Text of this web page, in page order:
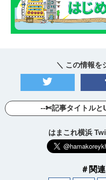
＼ この情報を
--✄記事タイトル
はまこれ横浜
＃関